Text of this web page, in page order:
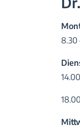
8.30